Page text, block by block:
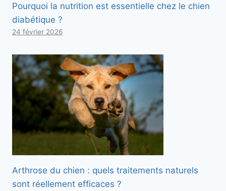
Pourquoi la nutrition est essentielle chez le chien
diabétique ?
24 février 2026
Arthrose du chien : quels traitements naturels
sont réellement efficaces ?